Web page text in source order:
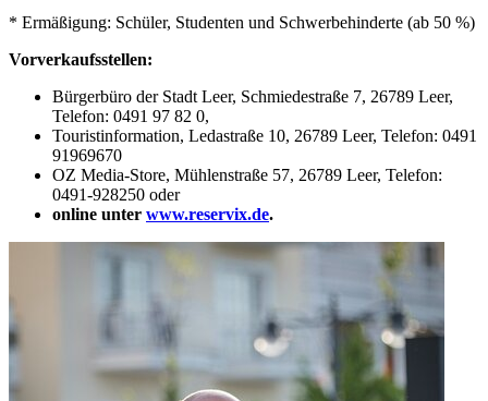
* Ermäßigung: Schüler, Studenten und Schwerbehinderte (ab 50 %)
Vorverkaufsstellen:
Bürgerbüro der Stadt Leer, Schmiedestraße 7, 26789 Leer,
Telefon: 0491 97 82 0,
Touristinformation, Ledastraße 10, 26789 Leer, Telefon: 0491
91969670
OZ Media-Store, Mühlenstraße 57, 26789 Leer, Telefon:
0491-928250 oder
online unter www.reservix.de.